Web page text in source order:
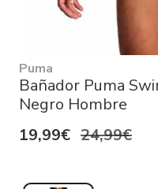
Puma
Bañador Puma
Negro Hombre
19,99€ 24,99€